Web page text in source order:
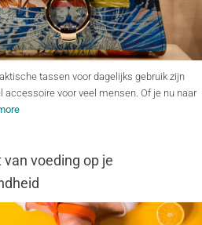
tassen voor dagelijks gebruik zijn
accessoire voor veel mensen. Of je nu naar
van voeding op je